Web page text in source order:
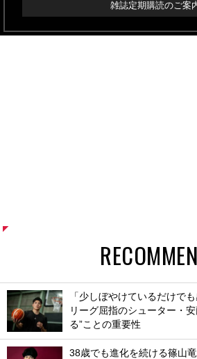
雑誌定期購読のご案
「少しぼやけているだけで
リーグ屈指のシューター・
る”ことの重要性
38歳でも進化を続ける篠山